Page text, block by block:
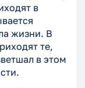
в
жизни. В
те,
в этом